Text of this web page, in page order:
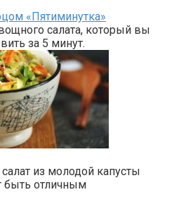
«Пятиминутка»
салата, который вы
за 5 минут.
из молодой капусты
быть отличным